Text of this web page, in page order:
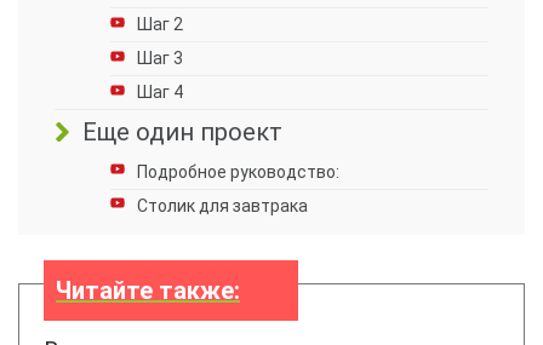
Шаг 2
Шаг 3
Шаг 4
Еще один проект
Подробное руководство:
Столик для завтрака
Читайте также: